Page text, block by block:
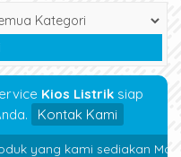
Kios Listrik siap
Kontak Kami
sediakan